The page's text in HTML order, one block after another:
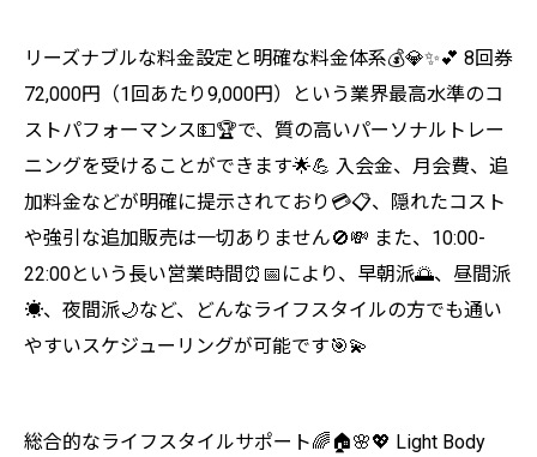
リーズナブルな料金設定と明確な料金体系💰💎✨💕 8回券
72,000円（1回あたり9,000円）という業界最高水準のコ
ストパフォーマンス💵🏆で、質の高いパーソナルトレー
ニングを受けることができます🌟💪 入会金、月会費、追
加料金などが明確に提示されており💳📋、隠れたコスト
や強引な追加販売は一切ありません🚫💸 また、10:00-
22:00という長い営業時間⏰📅により、早朝派🌅、昼間派
☀️、夜間派🌙など、どんなライフスタイルの方でも通い
やすいスケジューリングが可能です🎯💫
総合的なライフスタイルサポート🌈🏠🌸💖 Light Body